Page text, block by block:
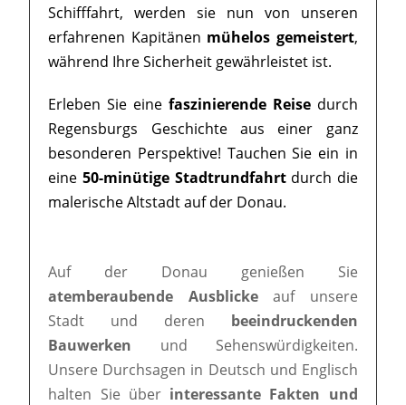
Schifffahrt, werden sie nun von unseren
erfahrenen Kapitänen mühelos gemeistert,
während Ihre Sicherheit gewährleistet ist.
Erleben Sie eine faszinierende Reisedurch
Regensburgs Geschichte aus einer ganz
besonderen Perspektive! Tauchen Sie ein in
eine 50-minütige Stadtrundfahrtdurch die
malerische Altstadt auf der Donau.
Auf der Donau genießen Sie
atemberaubende Ausblickeauf unsere
Stadt und deren beeindruckenden
Bauwerken und Sehenswürdigkeiten.
Unsere Durchsagen in Deutsch und Englisch
halten Sie über interessante Fakten und